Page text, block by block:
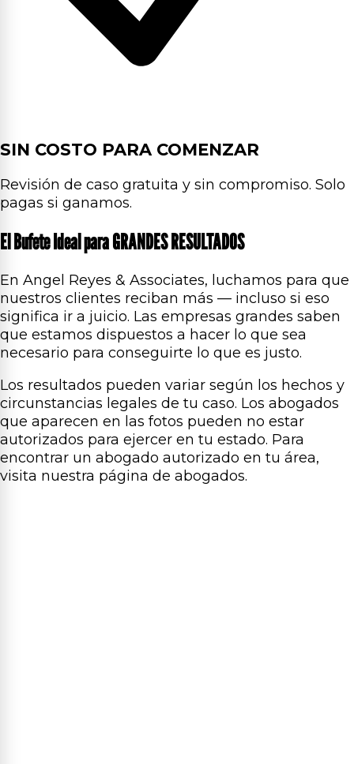
SIN COSTO PARA COMENZAR
Revisión de caso gratuita y sin compromiso. Solo
pagas si ganamos.
El Bufete Ideal para GRANDES RESULTADOS
En Angel Reyes & Associates, luchamos para que
nuestros clientes reciban más — incluso si eso
significa ir a juicio. Las empresas grandes saben
que estamos dispuestos a hacer lo que sea
necesario para conseguirte lo que es justo.
Los resultados pueden variar según los hechos y
circunstancias legales de tu caso. Los abogados
que aparecen en las fotos pueden no estar
autorizados para ejercer en tu estado. Para
encontrar un abogado autorizado en tu área,
visita nuestra página de abogados.